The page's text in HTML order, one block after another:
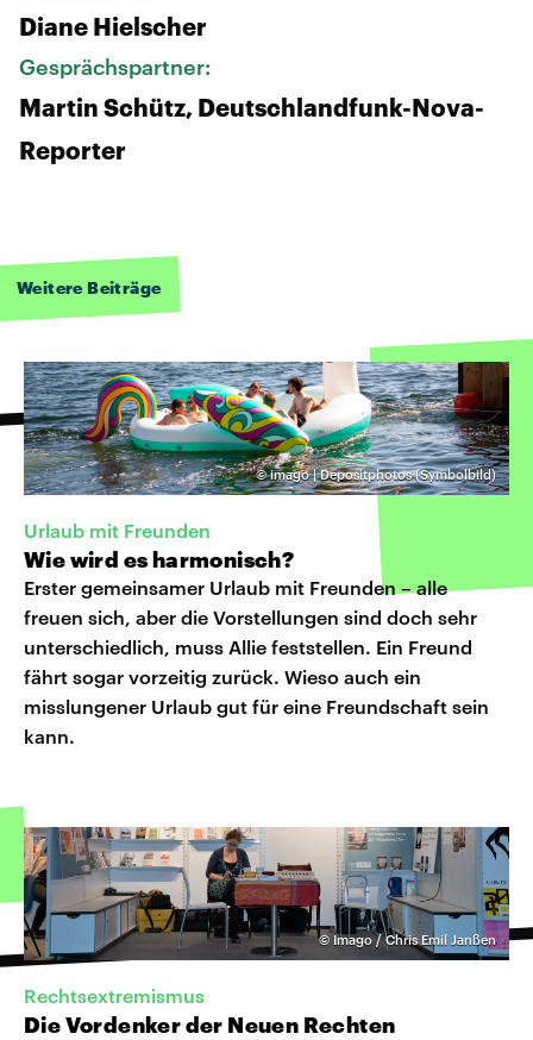
Diane Hielscher
Gesprächspartner:
Martin Schütz, Deutschlandfunk-Nova-
Reporter
Weitere Beiträge
©imago | Depositphotos (Symbolbild)
Urlaub mit Freunden
Wie wird es harmonisch?
Erster gemeinsamer Urlaub mit Freunden – alle
freuen sich, aber die Vorstellungen sind doch sehr
unterschiedlich, muss Allie feststellen. Ein Freund
fährt sogar vorzeitig zurück. Wieso auch ein
misslungener Urlaub gut für eine Freundschaft sein
kann.
© Imago / Chris Emil Janßen
Rechtsextremismus
Die Vordenker der Neuen Rechten